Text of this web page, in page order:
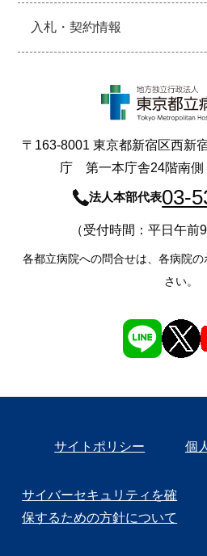
入札・契約情報
〒163-8001 東京都新宿区西
庁 第一本庁舎24階南側
法人本部代表03-
（受付時間：平日午前
各都立病院への問合せは、各病院
さい。
サイトポリシー 個
サイバーセキュリティを確
保するための方針について